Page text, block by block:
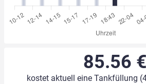
85.56 €
kostet aktuell eine Tankfüllung